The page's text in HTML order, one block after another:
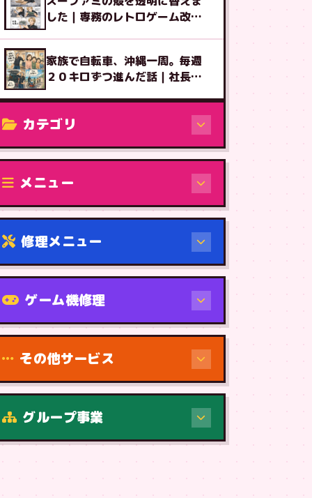
した｜専務のレトロゲーム改造
家族で自転車、沖縄一周。毎週
２０キロずつ進んだ話｜社長ブ
カテゴリ
修理（機種から）
メニュー
修理メニュー
機種から
ゲーム機修理
その他サービス
グループ事業